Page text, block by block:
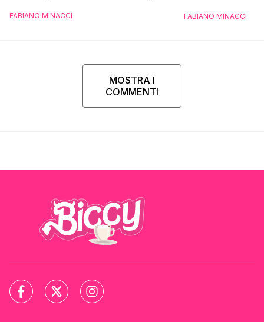
FABIANO MINACCI
Ferrero”
FABIANO MINACCI
MOSTRA I
COMMENTI